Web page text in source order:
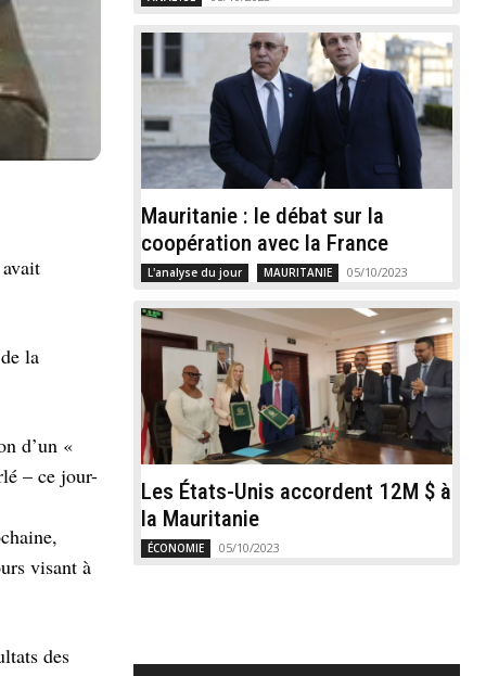
la
d’un «
– ce jour-
visant à
des
Mauritanie : le débat sur la
coopération avec la France
L'analyse du jour MAURITANIE 05/10/2023
Les États-Unis accordent 12M $ à
la Mauritanie
ÉCONOMIE 05/10/2023